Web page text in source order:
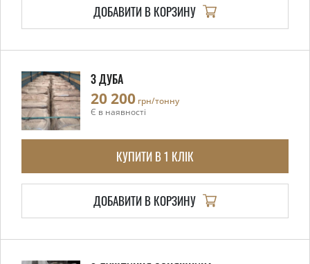
ДОБАВИТИ В КОРЗИНУ
З ДУБА
20 200 грн/тонну
Є в наявності
КУПИТИ В 1 КЛІК
ДОБАВИТИ В КОРЗИНУ